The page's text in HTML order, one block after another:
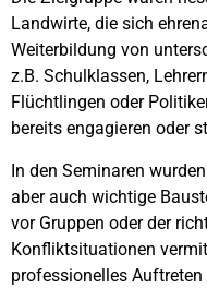
Landwirte, die sich
Weiterbildung von
z.B. Schulklassen,
Flüchtlingen oder
bereits engagieren oder
In den Seminaren
aber auch wichtige
vor Gruppen oder der
Konfliktsituationen
professionelles